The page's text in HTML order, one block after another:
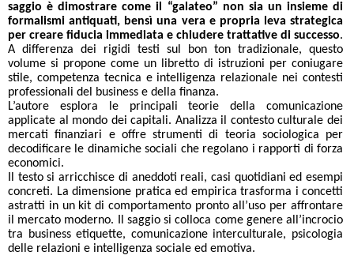
saggio è dimostrare come il “galateo” non sia un insieme di
formalismi antiquati, bensì una vera e propria leva strategica
per creare fiducia immediata e chiudere trattative di successo.
A differenza dei rigidi testi sul bon ton tradizionale, questo
volume si propone come un libretto di istruzioni per coniugare
stile, competenza tecnica e intelligenza relazionale nei contesti
professionali del business e della finanza.
L’autore esplora le principali teorie della comunicazione
applicate al mondo dei capitali. Analizza il contesto culturale dei
mercati finanziari e offre strumenti di teoria sociologica per
decodificare le dinamiche sociali che regolano i rapporti di forza
economici.
Il testo si arricchisce di aneddoti reali, casi quotidiani ed esempi
concreti. La dimensione pratica ed empirica trasforma i concetti
astratti in un kit di comportamento pronto all’uso per affrontare
il mercato moderno. Il saggio si colloca come genere all’incrocio
tra business etiquette, comunicazione interculturale, psicologia
delle relazioni e intelligenza sociale ed emotiva.